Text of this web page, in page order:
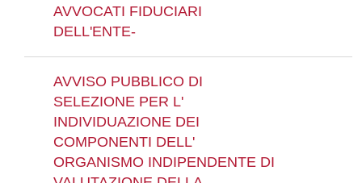
AVVOCATI FIDUCIARI
DELL'ENTE-
AVVISO PUBBLICO DI
SELEZIONE PER L'
INDIVIDUAZIONE DEI
COMPONENTI DELL'
ORGANISMO INDIPENDENTE DI